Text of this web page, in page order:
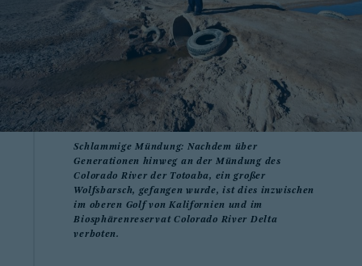
Schlammige Mündung: Nachdem über
Generationen hinweg an der Mündung des
Colorado River der Totoaba, ein großer
Wolfsbarsch, gefangen wurde, ist dies inzwischen
im oberen Golf von Kalifornien und im
Biosphärenreservat Colorado River Delta
verboten.